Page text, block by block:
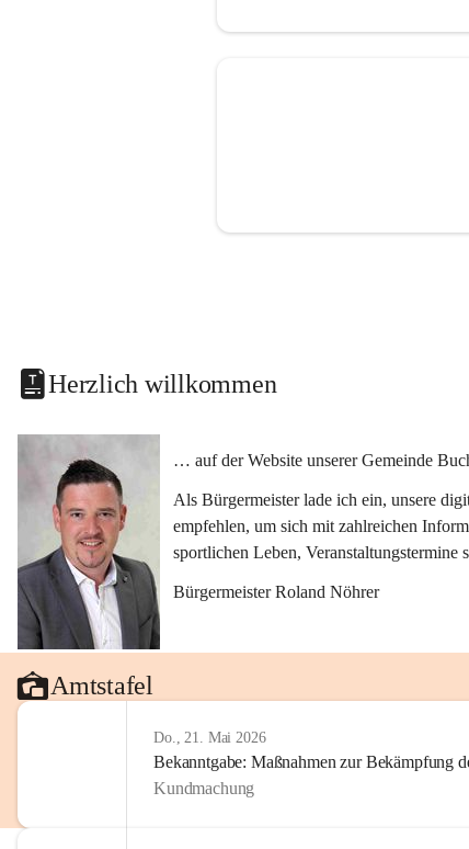
Herzlich willkommen
… auf der Website unserer Gemeinde
Als Bürgermeister lade ich ein, unsere
empfehlen, um sich mit zahlreichen
sportlichen Leben,
Bürgermeister Roland Nöhrer
Amtstafel
Do., 21. Mai 2026
Bekanntgabe: Maßnahmen zur Bekämpfung
Kundmachung